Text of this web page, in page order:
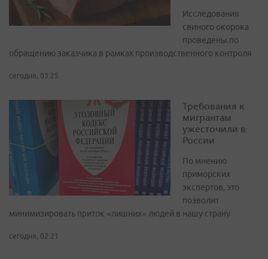
Исследования
свиного окорока
проведены по
обращению заказчика в рамках производственного контроля
сегодня, 03:25
Требования к
мигрантам
ужесточили в
России
По мнению
приморских
экспертов, это
позволит
минимизировать приток «лишних» людей в нашу страну
сегодня, 02:21